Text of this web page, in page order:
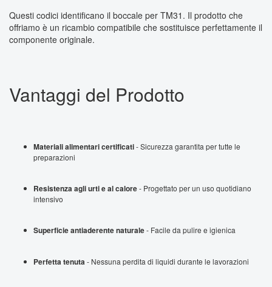
Questi codici identificano il boccale per TM31. Il prodotto che
offriamo è un ricambio compatibile che sostituisce perfettamente il
componente originale.
Vantaggi del Prodotto
Materiali alimentari certificati- Sicurezza garantita per tutte le
preparazioni
Resistenza agli urti e al calore- Progettato per un uso quotidiano
intensivo
Superficie antiaderente naturale- Facile da pulire e igienica
Perfetta tenuta- Nessuna perdita di liquidi durante le lavorazioni